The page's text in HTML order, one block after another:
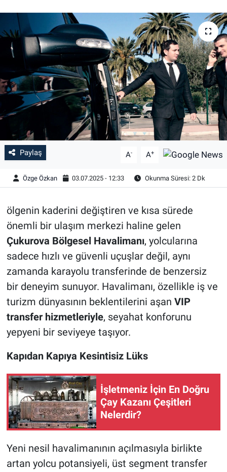
Paylaş A- A+
Özge Özkan 03.07.2025 - 12:33 Okunma Süresi: 2 Dk
ölgenin kaderini değiştiren ve kısa sürede
önemli bir ulaşım merkezi haline gelen
Çukurova Bölgesel Havalimanı, yolcularına
sadece hızlı ve güvenli uçuşlar değil, aynı
zamanda karayolu transferinde de benzersiz
bir deneyim sunuyor. Havalimanı, özellikle iş ve
turizm dünyasının beklentilerini aşan VIP
transfer hizmetleriyle, seyahat konforunu
yepyeni bir seviyeye taşıyor.
Kapıdan Kapıya Kesintisiz Lüks
İşletmeniz İçin En Doğru
Çay Kazanı Çeşitleri
Nelerdir?
Yeni nesil havalimanının açılmasıyla birlikte
artan yolcu potansiyeli, üst segment transfer
Özel Haber
Kültür Sanat
Eğitim
Ekonomi
Çevre